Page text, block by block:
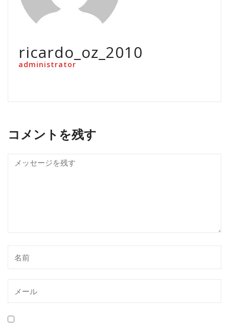
ricardo_oz_2010
administrator
コメントを残す